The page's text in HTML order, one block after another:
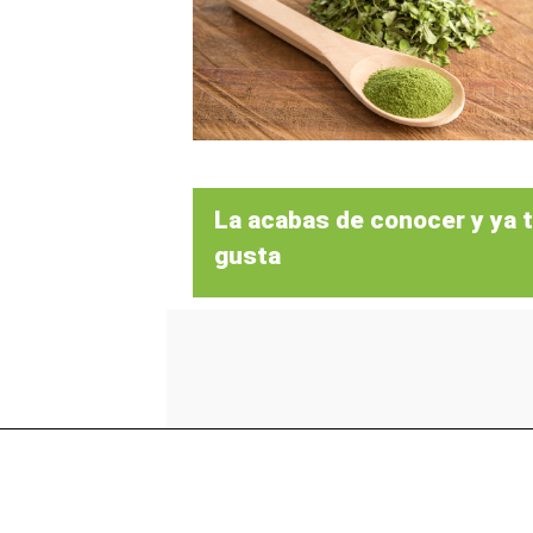
La acabas de conocer y ya
gusta